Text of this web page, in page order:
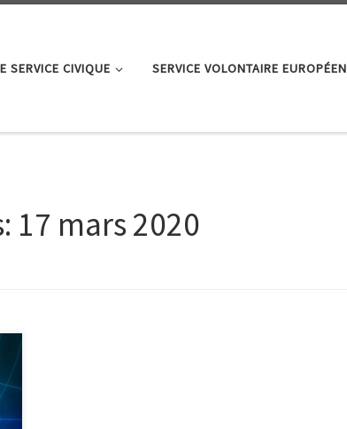
SERVICE CIVIQUE SERVICE VOLONTAIRE EUROPÉEN
17 mars 2020